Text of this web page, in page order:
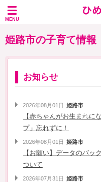
MENU
姫路市の子育て情報
お知らせ
2026年08月01日 姫路市
【赤ちゃんがお生まれに
プ」忘れずに！
2026年08月01日 姫路市
【お願い】データのバッ
ついて
2026年07月31日 姫路市